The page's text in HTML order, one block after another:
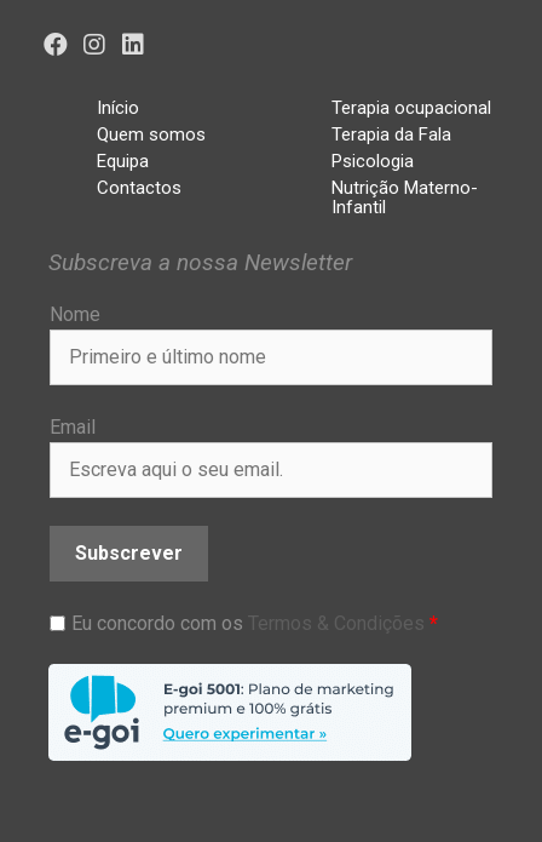
Início
Quem somos
Equipa
Contactos
Terapia ocupacional
Terapia da Fala
Psicologia
Nutrição Materno-
Infantil
Subscreva a nossa Newsletter
Nome
Email
Subscrever
Eu concordo com os Termos & Condições *